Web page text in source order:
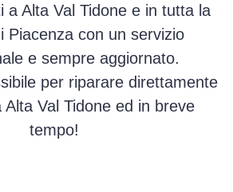
a Alta Val Tidone e in tutta la
Piacenza con un servizio
e sempre aggiornato.
per riparare direttamente
Alta Val Tidone ed in breve
tempo!